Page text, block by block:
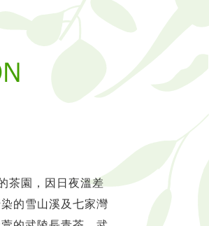
茶園，因日夜溫差
的雪山溪及七家灣
最主要果品產出，
盛產水蜜桃及蘋果